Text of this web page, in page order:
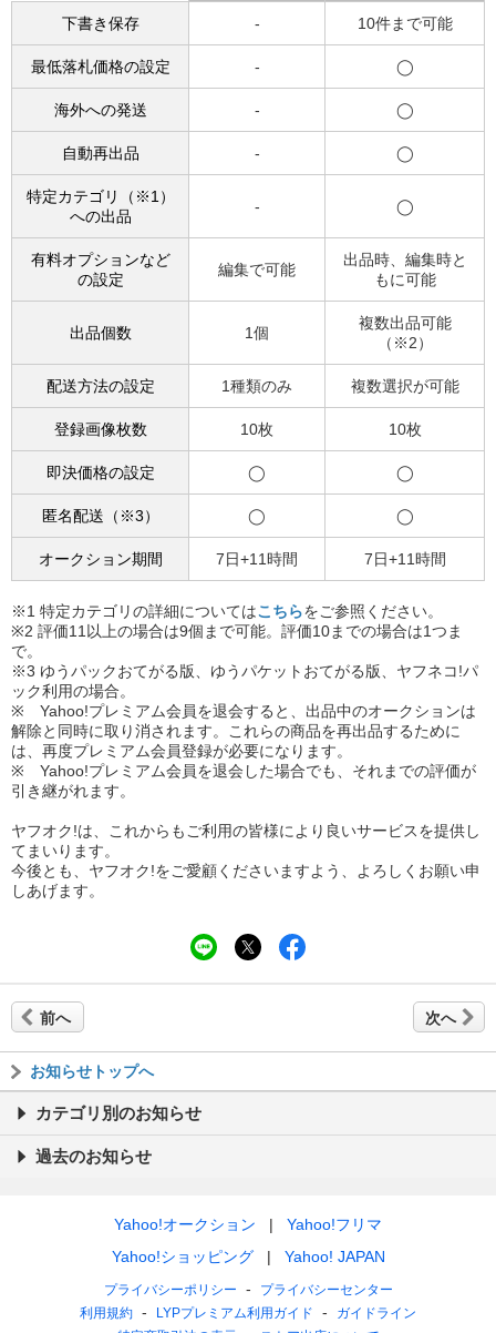
下書き保存 - 10件まで可能
最低落札価格の設定 - ◯
海外への発送 - ◯
自動再出品 - ◯
特定カテゴリ（※1）
への出品
- ◯
有料オプションなど
の設定
編集で可能
出品時、編集時と
もに可能
出品個数 1個
複数出品可能
（※2）
配送方法の設定 1種類のみ 複数選択が可能
登録画像枚数 10枚 10枚
即決価格の設定 ◯ ◯
匿名配送（※3） ◯ ◯
オークション期間 7日+11時間 7日+11時間
※1 特定カテゴリの詳細についてはこちらをご参照ください。
※2 評価11以上の場合は9個まで可能。評価10までの場合は1つま
で。
※3 ゆうパックおてがる版、ゆうパケットおてがる版、ヤフネコ!パ
ック利用の場合。
※ Yahoo!プレミアム会員を退会すると、出品中のオークションは
解除と同時に取り消されます。これらの商品を再出品するために
は、再度プレミアム会員登録が必要になります。
※ Yahoo!プレミアム会員を退会した場合でも、それまでの評価が
引き継がれます。
ヤフオク!は、これからもご利用の皆様により良いサービスを提供し
てまいります。
今後とも、ヤフオク!をご愛顧くださいますよう、よろしくお願い申
しあげます。
前へ 次へ
お知らせトップへ
カテゴリ別のお知らせ
過去のお知らせ
Yahoo!オークション
Yahoo!フリマ
Yahoo!ショッピング
Yahoo! JAPAN
プライバシーポリシー
プライバシーセンター
利用規約
LYPプレミアム利用ガイド
ガイドライン